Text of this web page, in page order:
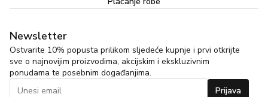
Newsletter
Ostvarite 10% popusta prilikom sljedeće kupnje i prvi otkrijte
sve o najnovijim proizvodima, akcijskim i ekskluzivnim
ponudama te posebnim događanjima.
Prijava